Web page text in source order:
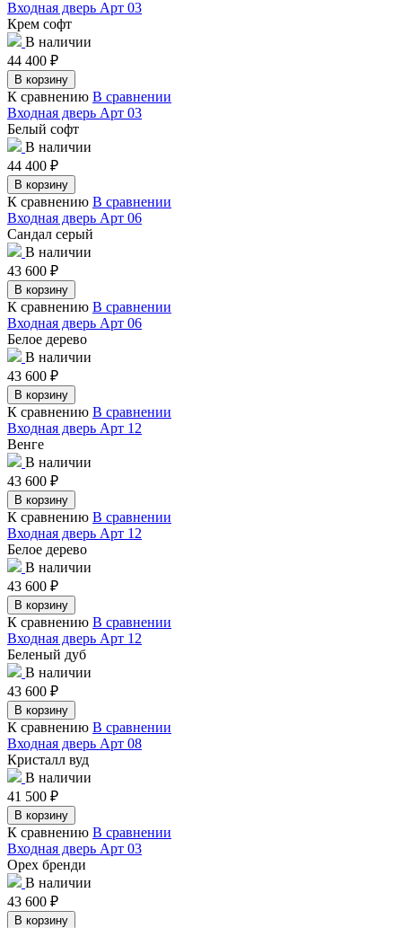
Входная дверь Арт 03
Крем софт
В наличии
44 400 ₽
В корзину
К сравнению В сравнении
Входная дверь Арт 03
Белый софт
В наличии
44 400 ₽
В корзину
К сравнению В сравнении
Входная дверь Арт 06
Сандал серый
В наличии
43 600 ₽
В корзину
К сравнению В сравнении
Входная дверь Арт 06
Белое дерево
В наличии
43 600 ₽
В корзину
К сравнению В сравнении
Входная дверь Арт 12
Венге
В наличии
43 600 ₽
В корзину
К сравнению В сравнении
Входная дверь Арт 12
Белое дерево
В наличии
43 600 ₽
В корзину
К сравнению В сравнении
Входная дверь Арт 12
Беленый дуб
В наличии
43 600 ₽
В корзину
К сравнению В сравнении
Входная дверь Арт 08
Кристалл вуд
В наличии
41 500 ₽
В корзину
К сравнению В сравнении
Входная дверь Арт 03
Орех бренди
В наличии
43 600 ₽
В корзину